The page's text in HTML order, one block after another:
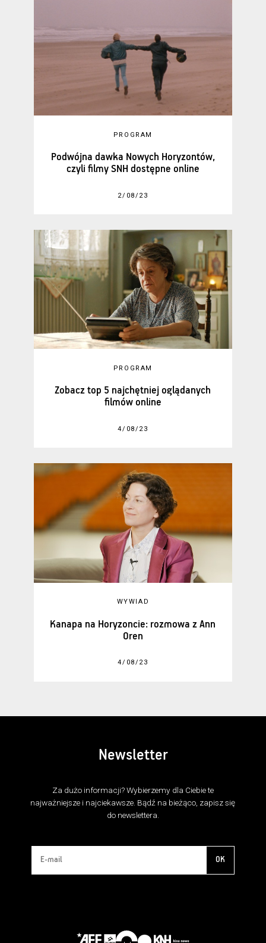
PROGRAM
Podwójna dawka Nowych Horyzontów,
czyli filmy SNH dostępne online
2/08/23
PROGRAM
Zobacz top 5 najchętniej oglądanych
filmów online
4/08/23
WYWIAD
Kanapa na Horyzoncie: rozmowa z Ann
Oren
4/08/23
Newsletter
Za dużo informacji? Wybierzemy dla Ciebie te
najważniejsze i najciekawsze. Bądź na bieżąco, zapisz się
do newslettera.
OK